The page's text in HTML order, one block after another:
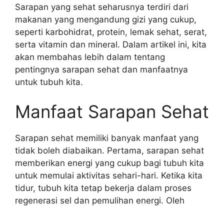
Sarapan yang sehat seharusnya terdiri dari
makanan yang mengandung gizi yang cukup,
seperti karbohidrat, protein, lemak sehat, serat,
serta vitamin dan mineral. Dalam artikel ini, kita
akan membahas lebih dalam tentang
pentingnya sarapan sehat dan manfaatnya
untuk tubuh kita.
Manfaat Sarapan Sehat
Sarapan sehat memiliki banyak manfaat yang
tidak boleh diabaikan. Pertama, sarapan sehat
memberikan energi yang cukup bagi tubuh kita
untuk memulai aktivitas sehari-hari. Ketika kita
tidur, tubuh kita tetap bekerja dalam proses
regenerasi sel dan pemulihan energi. Oleh